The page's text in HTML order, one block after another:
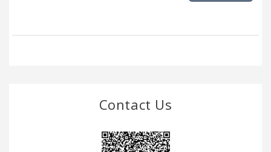
Contact Us